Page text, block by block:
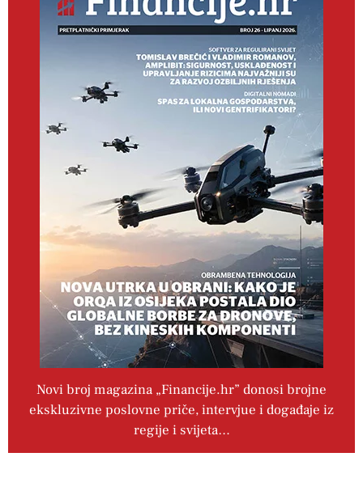
Novi broj magazina „Financije.hr” donosi brojne
ekskluzivne poslovne priče, intervjue i događaje iz
regije i svijeta…